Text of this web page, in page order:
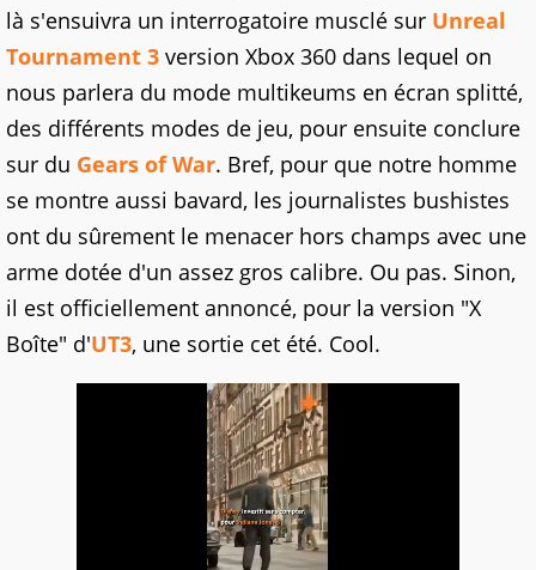
là s'ensuivra un interrogatoire musclé sur Unreal
Tournament 3 version Xbox 360 dans lequel on
nous parlera du mode multikeums en écran splitté,
des différents modes de jeu, pour ensuite conclure
sur du Gears of War. Bref, pour que notre homme
se montre aussi bavard, les journalistes bushistes
ont du sûrement le menacer hors champs avec une
arme dotée d'un assez gros calibre. Ou pas. Sinon,
il est officiellement annoncé, pour la version "X
Boîte" d'UT3, une sortie cet été. Cool.